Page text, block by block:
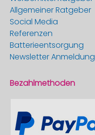
Allgemeiner Ratgeber
Social Media
Referenzen
Batterieentsorgung
Newsletter Anmeldung
Bezahlmethoden